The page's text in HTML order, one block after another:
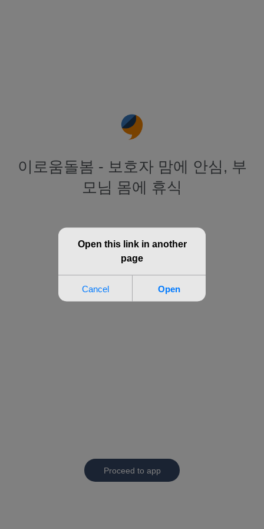
이로움돌봄 - 보호자 맘에 안심, 부
모님 몸에 휴식
Proceed to app